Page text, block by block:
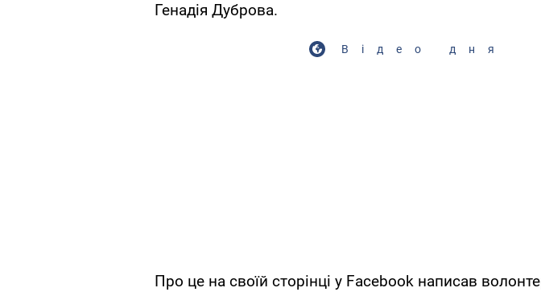
Генадія Дуброва.
Відео дня
Про це на своїй сторінці у Facebook написав